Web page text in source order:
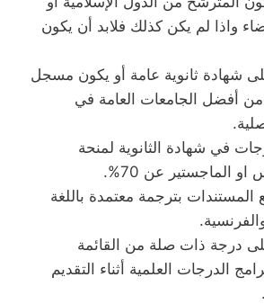
واذا لم يكن كذلك فلابد أن يكون
شهادة ثانوية عامة أو يكون مسجل
أفضل الجامعات العامة في
في شهادة الثانوية لمنحة
او الماجستير عن 70%.
المستندات بترجمة معتمدة باللغة
والفرنسية.
درجة ذات صلة من القائمة
الدرجات العلمية أثناء التقديم